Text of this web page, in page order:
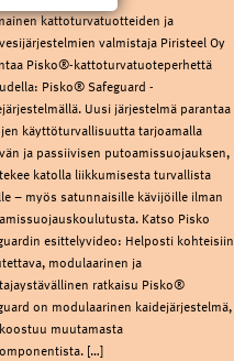
kattoturvatuotteiden ja
valmistaja Piristeel Oy
Pisko®-kattoturvatuoteperhettä
Pisko® Safeguard -
Uusi järjestelmä parantaa
käyttöturvallisuutta tarjoamalla
ja passiivisen putoamissuojauksen,
katolla liikkumisesta turvallista
– myös satunnaisille kävijöille ilman
Katso Pisko
esittelyvideo: Helposti kohteisiin
modulaarinen ja
ratkaisu Pisko®
on modulaarinen kaidejärjestelmä,
muutamasta
[…]